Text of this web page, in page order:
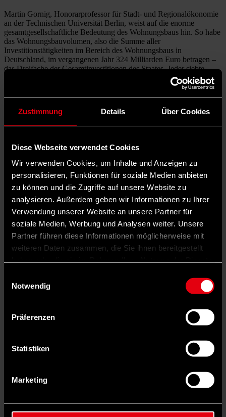
Zustimmung Details Über Cookies
Diese Webseite verwendet Cookies
Wir verwenden Cookies, um Inhalte und Anzeigen zu
personalisieren, Funktionen für soziale Medien anbieten
zu können und die Zugriffe auf unsere Website zu
analysieren. Außerdem geben wir Informationen zu Ihrer
Verwendung unserer Website an unsere Partner für
soziale Medien, Werbung und Analysen weiter. Unsere
Partner führen diese Informationen möglicherweise mit
weiteren Daten zusammen, die Sie ihnen bereitgestellt
Notwendig
Präferenzen
Statistiken
Marketing
Martin Gornig, Honorarprofessor für Stadt- und Regionalökonomie
an der Technischen Universität Berlin, weist auf die enorme
gesamtgesellschaftliche Bedeutung des Wohnungsbaus hin. So habe
das Wohnungsbauvolumen, also die Summe aller
Investitionstätigkeiten im Bereich des Wohnungsbaus in
Deutschland, im vergangenen Jahr 324 Milliarden Euro betragen –
das Dreifache der Gesamtinvestitionen des Staates. Jeder siebte
Arbeitsplatz in Deutschland sei durch den Wohnungsbau
der Wohnungsbautätigkeiten in den vergangenen beiden Jahren.
ein strukturelles Problem für die kommenden Jahre. Sein logischer
Schluss daraus: „Wir müssen also etwas anders machen.“
Klara Geywitz,
Bundesbauministerin
Wie kommen wir wieder zu einem Standard, der bezahlbar ist, ohne